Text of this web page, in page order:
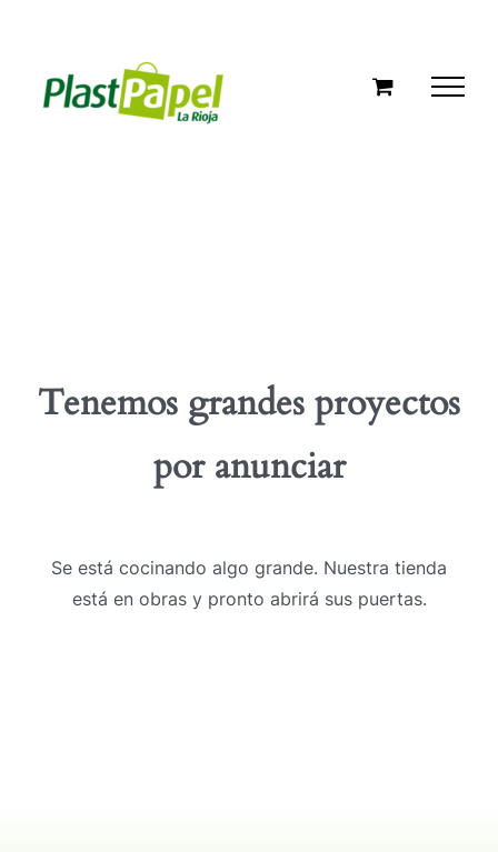
content
Tenemos grandes proyectos
por anunciar
Se está cocinando algo grande. Nuestra tienda
está en obras y pronto abrirá sus puertas.